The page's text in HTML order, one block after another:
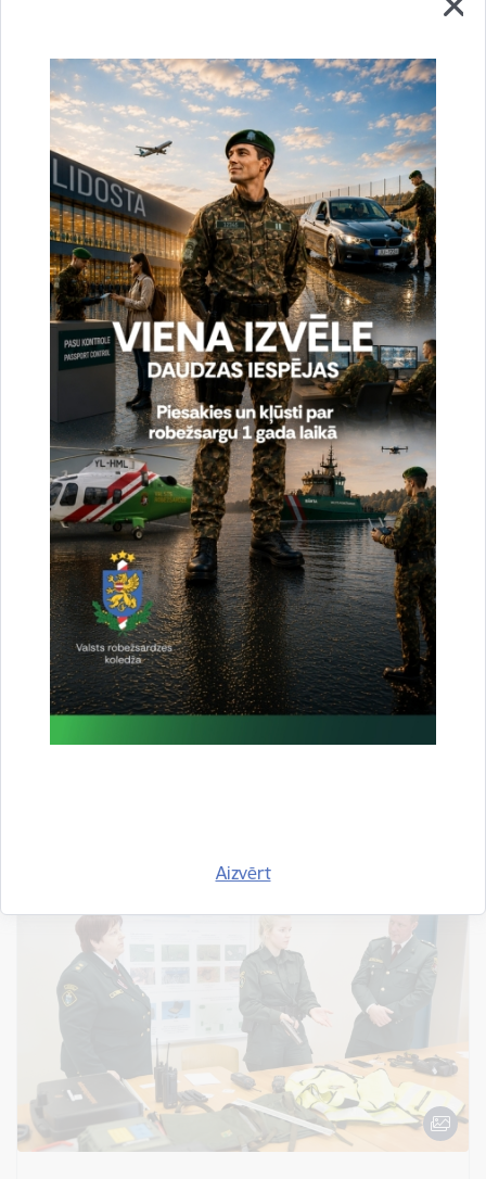
Aizvērt
Publicēšanas datums: 26.02.2024.
Foto
izglītība izlaidums
Piektdien, 23.februārī, Valsts robežsardzes koledžā
aizvadīts profesionālās tālākizglītības programmas
„Robežapsardze” 45.izlaidums. Svinīgā gaisotnē 15
absolventiem tika piešķirta kvalifikācija „Valsts
robežsardzes inspektors” un pasniegti…
Valsts robežsardzes koledžā tika
organizētas domes vēlēšanas
Publicēšanas datums: 23.02.2024.
Foto
izglītība dome